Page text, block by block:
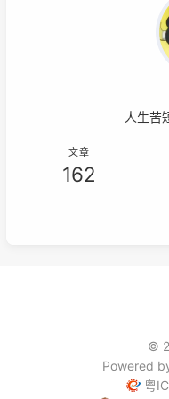
人生苦
文章
162
©
Powered
粤